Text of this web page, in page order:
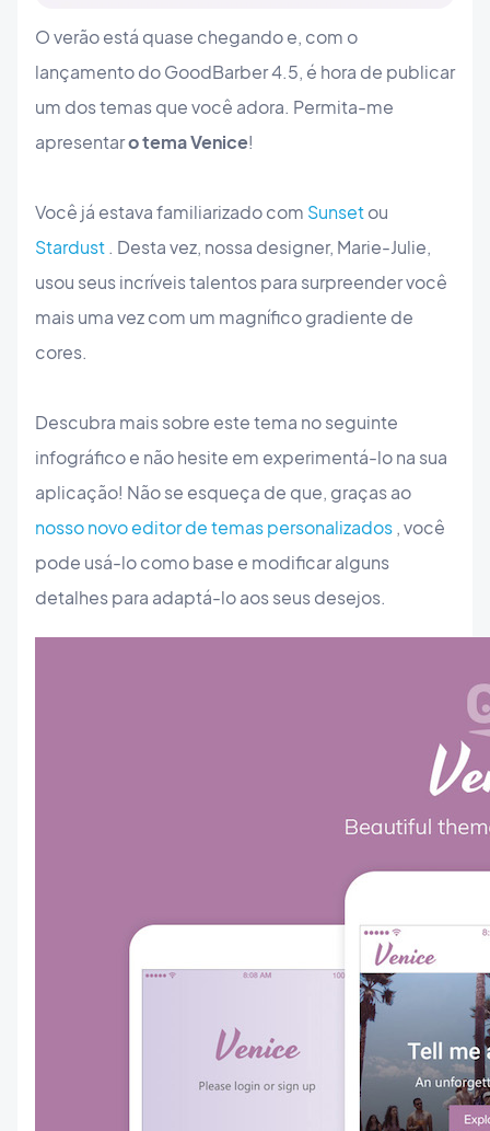
O verão está quase chegando e, com o
lançamento do GoodBarber 4.5, é hora de publicar
um dos temas que você adora. Permita-me
apresentaro tema Venice!
Você já estava familiarizado com Sunsetou
Stardust . Desta vez, nossa designer, Marie-Julie,
usou seus incríveis talentos para surpreender você
mais uma vez com um magnífico gradiente de
cores.
Descubra mais sobre este tema no seguinte
infográfico e não hesite em experimentá-lo na sua
aplicação! Não se esqueça de que, graças ao
nosso novo editor de temas personalizados , você
pode usá-lo como base e modificar alguns
detalhes para adaptá-lo aos seus desejos.